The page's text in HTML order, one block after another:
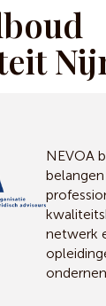
NEVOA
netwerk